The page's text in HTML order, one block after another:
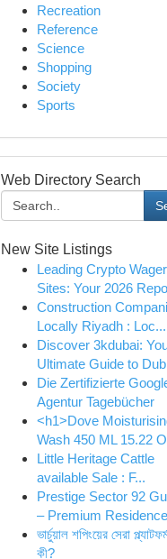
Recreation
Reference
Science
Shopping
Society
Sports
Web Directory Search
New Site Listings
Leading Crypto
Sites: Your 2026
Construction
Locally Riyadh : Loc...
Discover 3kdubai:
Ultimate Guide to
Die Zertifizierte
Agentur Tagebücher
<h1>Dove
Wash 450 ML 15.22
Little Heritage Cattle
available Sale : F...
Prestige Sector 92
– Premium
ভার্চুয়াল শপিংয়ের সেরা
কী?